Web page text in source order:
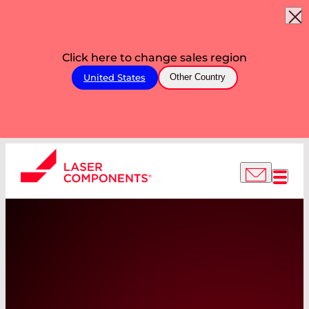
Click here to change sales region
United States Other Country